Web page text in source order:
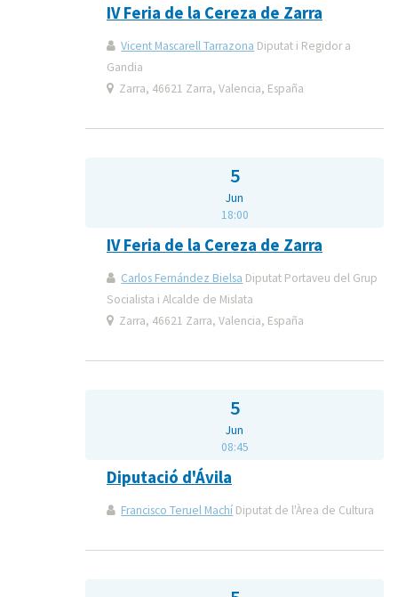
IV Feria de la Cereza de Zarra
Vicent Mascarell Tarrazona Diputat i Regidor a
Gandia
Zarra, 46621 Zarra, Valencia, España
5
Jun
18:00
IV Feria de la Cereza de Zarra
Carlos Fernández Bielsa Diputat Portaveu del Grup
Socialista i Alcalde de Mislata
Zarra, 46621 Zarra, Valencia, España
5
Jun
08:45
Diputació d'Ávila
Francisco Teruel Machí Diputat de l'Àrea de Cultura